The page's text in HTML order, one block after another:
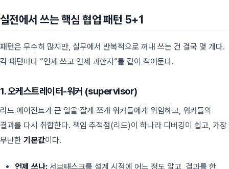
실전에서 쓰는 핵심 협업 패턴 5+1
패턴은 무수히 많지만, 실무에서 반복적으로 꺼내 쓰는 건 결국 몇 개다.
각 패턴마다 “언제 쓰고 언제 과한지”를 같이 적어둔다.
1. 오케스트레이터-워커 (supervisor)
리드 에이전트가 큰 일을 잘게 쪼개 워커들에게 위임하고, 워커들의
결과를 다시 취합한다. 책임 추적점(리드)이 하나라 디버깅이 쉽고, 가장
무난한 기본값이다.
언제 쓰나:서브태스크를 설계 시점에 어느 정도 알고, 결과를 한